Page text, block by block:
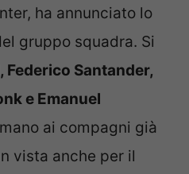
ha annunciato lo
gruppo squadra. Si
Federico Santander,
e Emanuel
ai compagni già
vista anche per il